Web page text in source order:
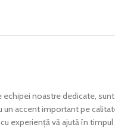
noastre dedicate,
accent important pe
experiență vă ajută în